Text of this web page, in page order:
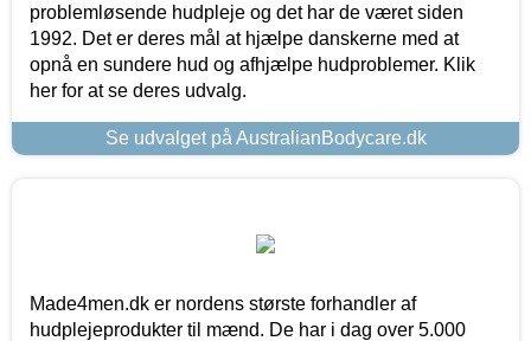
problemløsende hudpleje og det har de været siden
1992. Det er deres mål at hjælpe danskerne med at
opnå en sundere hud og afhjælpe hudproblemer. Klik
her for at se deres udvalg.
Se udvalget på AustralianBodycare.dk
Made4men.dk er nordens største forhandler af
hudplejeprodukter til mænd. De har i dag over 5.000